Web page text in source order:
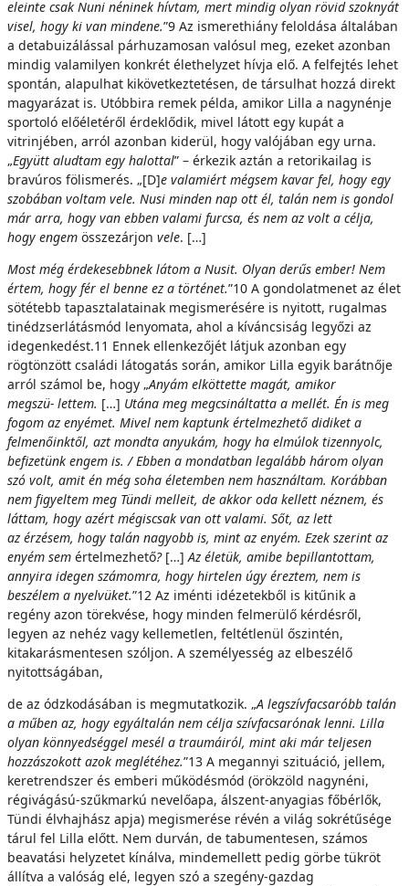
eleinte csak Nuni néninek hívtam, mert mindig olyan rövid szoknyát
visel, hogy ki van mindene.”9 Az ismerethiány feloldása általában
a detabuizálással párhuzamosan valósul meg, ezeket azonban
mindig valamilyen konkrét élethelyzet hívja elő. A felfejtés lehet
spontán, alapulhat kikövetkeztetésen, de társulhat hozzá direkt
magyarázat is. Utóbbira remek példa, amikor Lilla a nagynénje
sportoló előéletéről érdeklődik, mivel látott egy kupát a
vitrinjében, arról azonban kiderül, hogy valójában egy urna.
„Együtt aludtam egy halottal” – érkezik aztán a retorikailag is
bravúros fölismerés. „[D]e valamiért mégsem kavar fel, hogy egy
szobában voltam vele. Nusi minden nap ott él, talán nem is gondol
már arra, hogy van ebben valami furcsa, és nem az volt a célja,
hogy engem összezárjon vele. […]
Most még érdekesebbnek látom a Nusit. Olyan derűs ember! Nem
értem, hogy fér el benne ez a történet.”10 A gondolatmenet az élet
sötétebb tapasztalatainak megismerésére is nyitott, rugalmas
tinédzserlátásmód lenyomata, ahol a kíváncsiság legyőzi az
idegenkedést.11 Ennek ellenkezőjét látjuk azonban egy
rögtönzött családi látogatás során, amikor Lilla egyik barátnője
arról számol be, hogy „Anyám elköttette magát, amikor
megszü- lettem. […] Utána meg megcsináltatta a mellét. Én is meg
fogom az enyémet. Mivel nem kaptunk értelmezhető didiket a
felmenőinktől, azt mondta anyukám, hogy ha elmúlok tizennyolc,
befizetünk engem is. / Ebben a mondatban legalább három olyan
szó volt, amit én még soha életemben nem használtam. Korábban
nem figyeltem meg Tündi melleit, de akkor oda kellett néznem, és
láttam, hogy azért mégiscsak van ott valami. Sőt, az lett
az érzésem, hogy talán nagyobb is, mint az enyém. Ezek szerint az
enyém sem értelmezhető? […]Az életük, amibe bepillantottam,
annyira idegen számomra, hogy hirtelen úgy éreztem, nem is
beszélem a nyelvüket.”12 Az iménti idézetekből is kitűnik a
regény azon törekvése, hogy minden felmerülő kérdésről,
legyen az nehéz vagy kellemetlen, feltétlenül őszintén,
kitakarásmentesen szóljon. A személyesség az elbeszélő
nyitottságában,
de az ódzkodásában is megmutatkozik. „A legszívfacsaróbb talán
a műben az, hogy egyáltalán nem célja szívfacsarónak lenni. Lilla
olyan könnyedséggel mesél a traumáiról, mint aki már teljesen
hozzászokott azok meglétéhez.”13 A megannyi szituáció, jellem,
keretrendszer és emberi működésmód (örökzöld nagynéni,
régivágású-szűkmarkú nevelőapa, álszent-anyagias főbérlők,
Tündi élvhajhász apja) megismerése révén a világ sokrétűsége
tárul fel Lilla előtt. Nem durván, de tabumentesen, számos
beavatási helyzetet kínálva, mindemellett pedig görbe tükröt
állítva a valóság elé, legyen szó a szegény-gazdag